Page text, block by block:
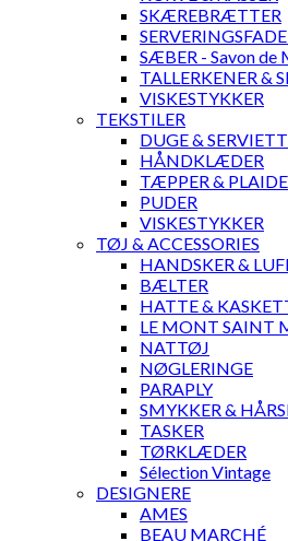
SKÆREBRÆTTER
SÆBER - Savon de
TALLERKENER &
VISKESTYKKER
TEKSTILER
DUGE &
HÅNDKLÆDER
TÆPPER &
PUDER
VISKESTYKKER
TØJ & ACCESSORIES
HANDSKER &
BÆLTER
HATTE &
LE MONT SAINT
NATTØJ
NØGLERINGE
PARAPLY
SMYKKER &
TASKER
TØRKLÆDER
Sélection Vintage
DESIGNERE
AMES
BEAU MARCHÉ